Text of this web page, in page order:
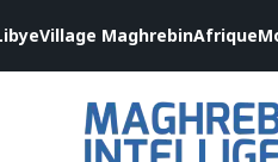
Village MaghrebinAfrique